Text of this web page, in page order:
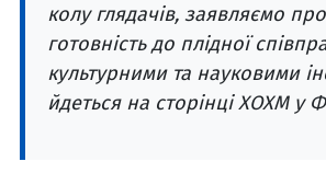
колу глядачів, заявляємо
готовність до плідної
культурними та науковими
йдеться на сторінці ХОХМ у